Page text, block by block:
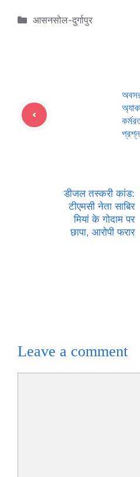
Categories
आसनसोल-दुर्गापुर
डीजल तस्करी कांड:
टीएमसी नेता साबिर
मियां के गोदाम पर
छापा, आरोपी फरार
Leave a comment